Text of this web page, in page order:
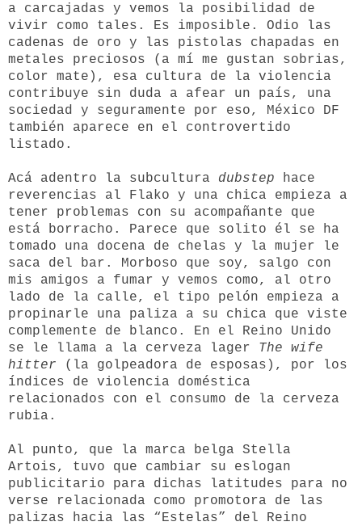
a carcajadas y vemos la posibilidad de
vivir como tales. Es imposible. Odio las
cadenas de oro y las pistolas chapadas en
metales preciosos (a mí me gustan sobrias,
color mate), esa cultura de la violencia
contribuye sin duda a afear un país, una
sociedad y seguramente por eso, México DF
también aparece en el controvertido
listado.
Acá adentro la subcultura dubstep
hace
reverencias al Flako y una chica empieza a
tener problemas con su acompañante que
está borracho. Parece que solito él se ha
tomado una docena de chelas y la mujer le
saca del bar. Morboso que soy, salgo con
mis amigos a fumar y vemos como, al otro
lado de la calle, el tipo pelón empieza a
propinarle una paliza a su chica que viste
complemente de blanco. En el Reino Unido
se le llama a la cerveza lager The wife
hitter (la golpeadora de esposas), por los
índices de violencia doméstica
relacionados con el consumo de la cerveza
rubia.
Al punto, que la marca belga Stella
Artois, tuvo que cambiar su eslogan
publicitario para dichas latitudes para no
verse relacionada como promotora de las
palizas hacia las “Estelas” del Reino